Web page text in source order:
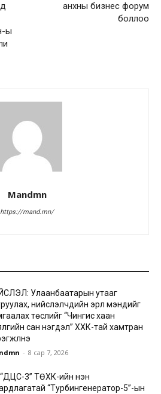
ы
анхны бизнес форум
боллоо
Mandmn
https://mand.mn/
Улаанбаатарын утааг
нийслэлчүүдийн эрүүл мэндийг
төслийг “Чингис хаан
сан нэгдэл” ХХК-тай хамтран
- 8 сар 7, 2026
“ДЦС-3” ТӨХК-ийн нэн
“Турбингенератор-5”-ын